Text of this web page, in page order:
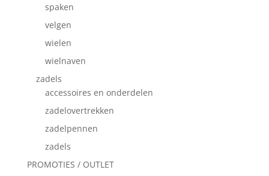
spaken
velgen
wielen
wielnaven
zadels
accessoires en onderdelen
zadelovertrekken
zadelpennen
zadels
PROMOTIES / OUTLET